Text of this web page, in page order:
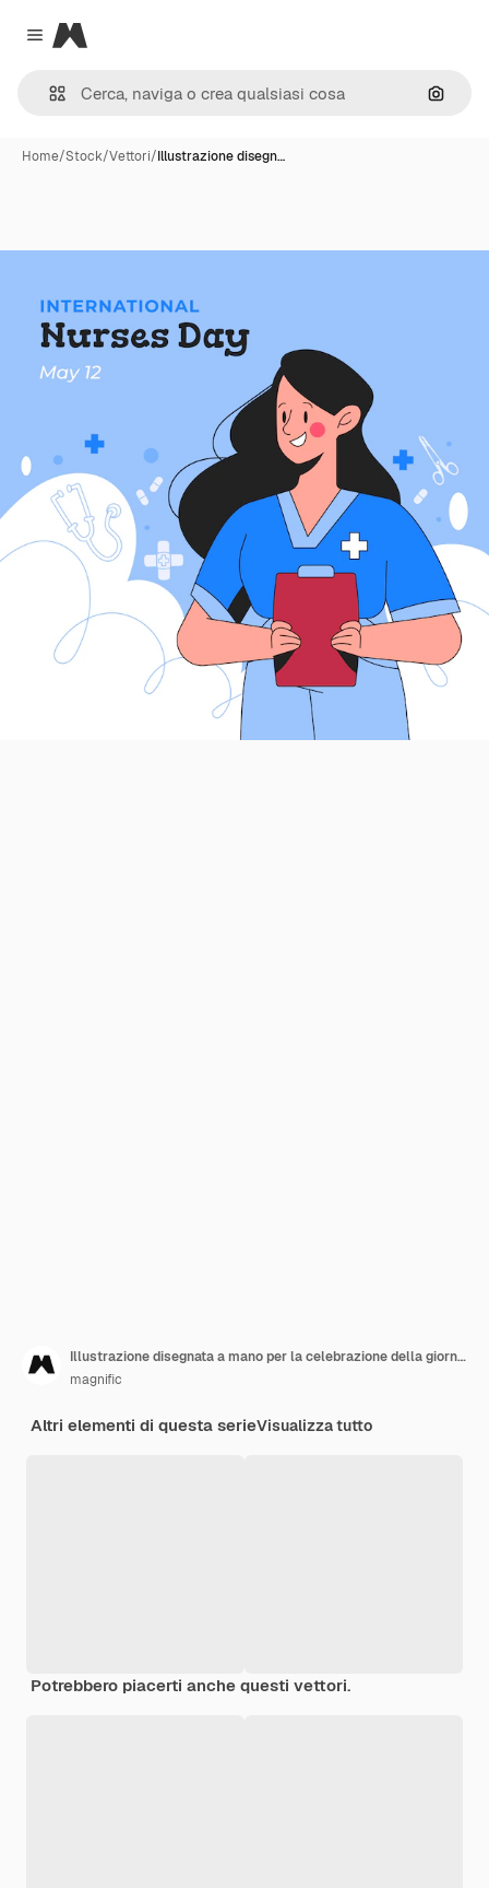
Close menu
Magnific
Cerca
Home/Stock/Vettori/Illustrazione disegn…
Illustrazione disegnata a mano per la celebrazione della giornata internazionale degli infermieri
magnific
Altri elementi di questa serieVisualizza tutto
Potrebbero piacerti anche questi vettori.